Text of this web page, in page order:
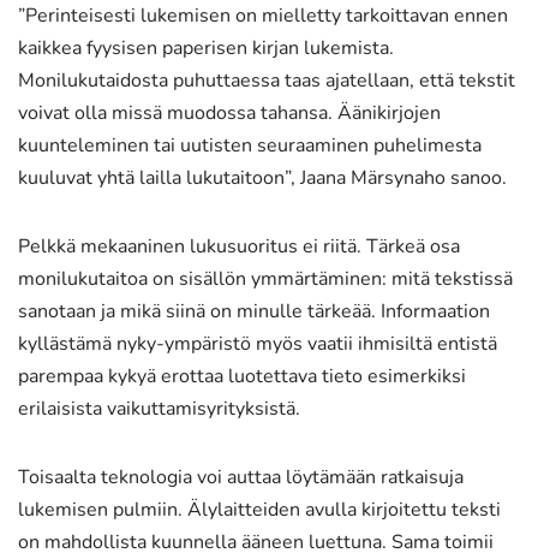
”Perinteisesti lukemisen on mielletty tarkoittavan ennen
kaikkea fyysisen paperisen kirjan lukemista.
Monilukutaidosta puhuttaessa taas ajatellaan, että tekstit
voivat olla missä muodossa tahansa. Äänikirjojen
kuunteleminen tai uutisten seuraaminen puhelimesta
kuuluvat yhtä lailla lukutaitoon”, Jaana Märsynaho sanoo.
Pelkkä mekaaninen lukusuoritus ei riitä. Tärkeä osa
monilukutaitoa on sisällön ymmärtäminen: mitä tekstissä
sanotaan ja mikä siinä on minulle tärkeää. Informaation
kyllästämä nyky-ympäristö myös vaatii ihmisiltä entistä
parempaa kykyä erottaa luotettava tieto esimerkiksi
erilaisista vaikuttamisyrityksistä.
Toisaalta teknologia voi auttaa löytämään ratkaisuja
lukemisen pulmiin. Älylaitteiden avulla kirjoitettu teksti
on mahdollista kuunnella ääneen luettuna. Sama toimii